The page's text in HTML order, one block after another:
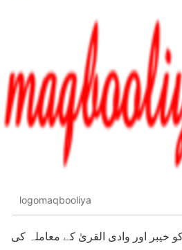
logomaqbooliya
خیبر اور وادی القریٰ کے معاملہ کی